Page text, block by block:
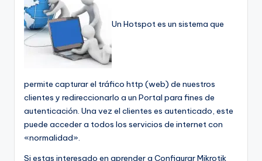
Un Hotspot es un sistema que
permite capturar el tráfico http (web) de nuestros
clientes y redireccionarlo a un Portal para fines de
autenticación. Una vez el clientes es autenticado, este
puede acceder a todos los servicios de internet con
«normalidad».
Si estas interesado en aprender a Configurar Mikrotik